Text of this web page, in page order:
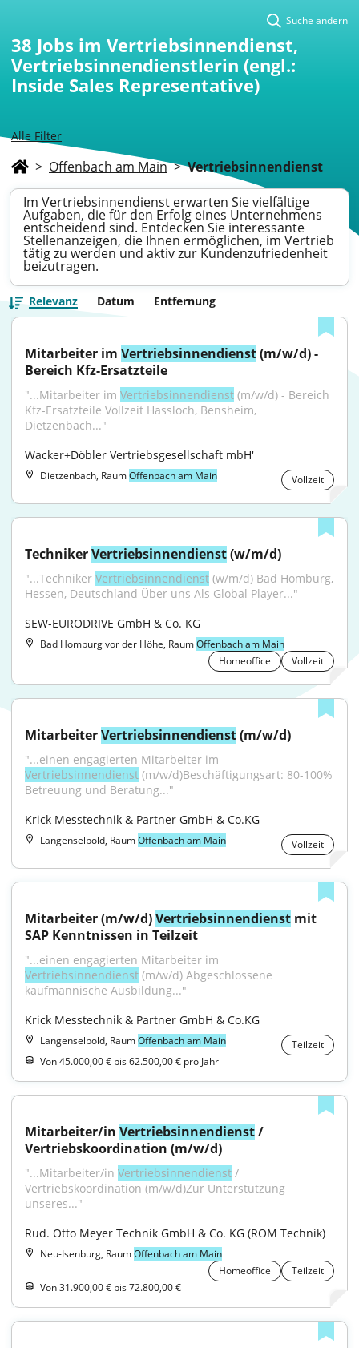
Alle Filter
Suche ändern
38 Jobs im Vertriebsinnendienst,
Vertriebsinnendienstlerin (engl.:
Inside Sales Representative)
> Offenbach am Main > Vertriebsinnendienst
Im Vertriebsinnendienst erwarten Sie vielfältige
Aufgaben, die für den Erfolg eines Unternehmens
entscheidend sind. Entdecken Sie interessante
Stellenanzeigen, die Ihnen ermöglichen, im Vertrieb
tätig zu werden und aktiv zur Kundenzufriedenheit
beizutragen.
Relevanz Datum Entfernung
Mitarbeiter im Vertriebsinnendienst (m/w/d) -
Bereich Kfz-Ersatzteile
"...Mitarbeiter im Vertriebsinnendienst (m/w/d) - Bereich
Kfz-Ersatzteile Vollzeit Hassloch, Bensheim,
Dietzenbach..."
Wacker+Döbler Vertriebsgesellschaft mbH'
Dietzenbach, RaumOffenbach am Main Vollzeit
Techniker Vertriebsinnendienst (w/m/d)
"...Techniker Vertriebsinnendienst (w/m/d) Bad Homburg,
Hessen, Deutschland Über uns Als Global Player..."
SEW-EURODRIVE GmbH & Co. KG
Bad Homburg vor der Höhe, RaumOffenbach am Main
Homeoffice
Vollzeit
Mitarbeiter Vertriebsinnendienst (m/w/d)
Vertriebsinnendienst (m/w/d)Beschäftigungsart: 80-100%
Betreuung und Beratung..."
Krick Messtechnik & Partner GmbH & Co.KG
Langenselbold, RaumOffenbach am Main Vollzeit
Mitarbeiter (m/w/d) Vertriebsinnendienst mit
SAP Kenntnissen in Teilzeit
Vertriebsinnendienst (m/w/d) Abgeschlossene
kaufmännische Ausbildung..."
Krick Messtechnik & Partner GmbH & Co.KG
Langenselbold, RaumOffenbach am Main
Teilzeit
Von 45.000,00 € bis 62.500,00 € pro Jahr
Mitarbeiter/in Vertriebsinnendienst /
Vertriebskoordination (m/w/d)
"...Mitarbeiter/in Vertriebsinnendienst /
Vertriebskoordination (m/w/d)Zur Unterstützung
unseres..."
Rud. Otto Meyer Technik GmbH & Co. KG (ROM Technik)
Neu-Isenburg, RaumOffenbach am Main
Homeoffice
Teilzeit
Von 31.900,00 € bis 72.800,00 €